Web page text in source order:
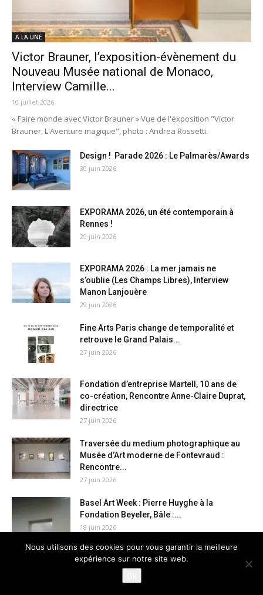
A LA UNE
Victor Brauner, l’exposition-évènement du
Nouveau Musée national de Monaco,
Interview Camille...
10 juillet 2026
« Faire monde avec Victor Brauner » Vue de l'exposition "Victor
Brauner, L'Aventure magique", photo : Andrea Rossetti.
Design ! Parade 2026 : Le Palmarès/Awards
30 juin 2026
EXPORAMA 2026, un été contemporain à
Rennes !
29 juin 2026
EXPORAMA 2026 : La mer jamais ne
s’oublie (Les Champs Libres), Interview
Manon Lanjouère
29 juin 2026
Fine Arts Paris change de temporalité et
retrouve le Grand Palais...
27 juin 2026
Fondation d’entreprise Martell, 10 ans de
co-création, Rencontre Anne-Claire Duprat,
directrice
27 juin 2026
Traversée du medium photographique au
Musée d’Art moderne de Fontevraud :
Rencontre...
27 juin 2026
Basel Art Week : Pierre Huyghe à la
Fondation Beyeler, Bâle :...
18 juin 2026
Nous utilisons des cookies pour vous garantir la meilleure
expérience sur notre site web.